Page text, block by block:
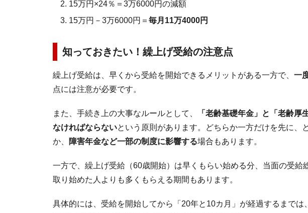
15万円×24％＝3万6000円の減額
15万円－3万6000円＝ 毎月11万4000円
知っておきたい！繰上げ受給の注意点
繰上げ受給は、早くから受給を開始できるメリットがある一方で、 一
点には注意が必要です。
また、手続き上の大事なルールとして、
「老齢基礎年金」と「老齢厚
なければならないという原則があります。どちらか一方だけを先に、
か、
障害年金など一部の制度に影響する場合もあります。
一方で、繰上げ受給（60歳開始）は早くもらい始める分、当面の受給
取り始めた人よりも多くもらえる期間もあります。
具体的には、受給を開始してから「20年と10カ月」が経過するまでは